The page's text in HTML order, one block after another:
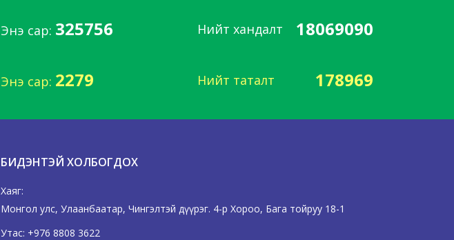
Энэ сар: 325756 Нийт хандалт 18069090
Энэ сар: 2279 Нийт таталт 178969
БИДЭНТЭЙ ХОЛБОГДОХ
Хаяг:
Монгол улс, Улаанбаатар, Чингэлтэй дүүрэг. 4-р Хороо, Бага тойруу 18-1
Утас: +976 8808 3622